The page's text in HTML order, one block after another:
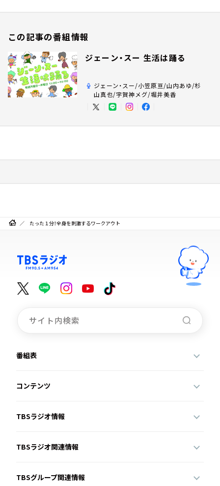
この記事の番組情報
ジェーン・スー 生活は踊る
ジェーン・スー/小笠原亘/山内あゆ/杉
山真也/宇賀神メグ/堀井美香
たった１分！全身を刺激するワークアウト
番組表
コンテンツ
TBSラジオ情報
TBSラジオ関連情報
TBSグループ関連情報